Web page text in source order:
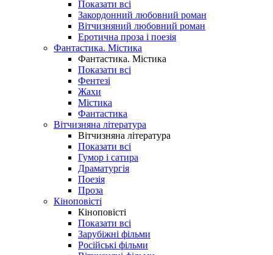
Показати всі
Закордонний любовний роман
Вітчизняний любовний роман
Еротична проза і поезія
Фантастика. Містика
Фантастика. Містика
Показати всі
Фентезі
Жахи
Містика
Фантастика
Вітчизняна література
Вітчизняна література
Показати всі
Гумор і сатира
Драматургія
Поезія
Проза
Кіноповісті
Кіноповісті
Показати всі
Зарубіжні фільми
Російські фільми